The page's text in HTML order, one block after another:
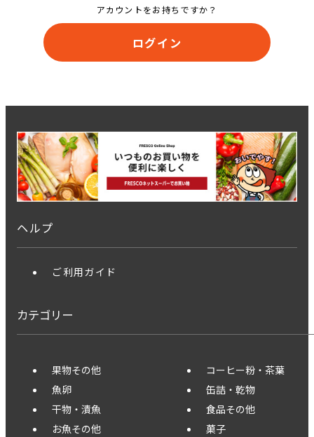
アカウントをお持ちですか？
ログイン
ヘルプ
ご利用ガイド
カテゴリー
果物その他
魚卵
干物・漬魚
お魚その他
コーヒー粉・茶葉
缶詰・乾物
食品その他
菓子